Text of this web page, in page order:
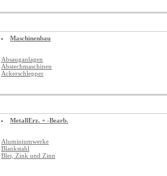
Maschinenbau
Absauganlagen
Abstechmaschinen
Ackerschlepper
MetallErz. + -Bearb.
Aluminiumwerke
Blankstahl
Blei, Zink und Zinn